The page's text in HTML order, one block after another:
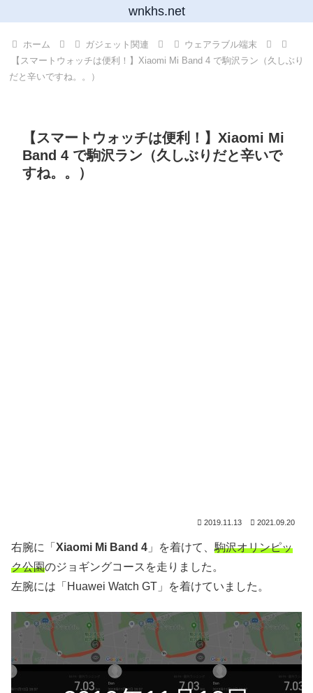
wnkhs.net
ホーム ガジェット関連
ウェアラブル端末
【スマートウォッチは便利！】Xiaomi Mi Band 4 で駒沢ラン（久しぶり
だと辛いですね。。）
【スマートウォッチは便利！】Xiaomi Mi
Band 4 で駒沢ラン（久しぶりだと辛いで
すね。。）
2019.11.13 2021.09.20
右腕に「 Xiaomi Mi Band 4 」を着けて、 駒沢オリンピッ
ク公園のジョギングコースを走りました。
左腕には「Huawei Watch GT」を着けていました。